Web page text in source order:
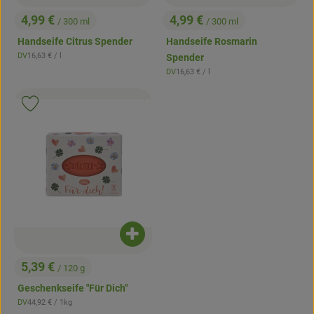
, Preis:
4,99 € / 300 ml
Handseife Citrus Spender
, Herkunft:
DV, Referenzpreis:
16,63 € / l
, Preis:
4,99 € / 300 ml
Handseife Rosmarin
Spender
, Herkunft:
DV, Referenzpreis:
16,63 € / l
, Preis:
5,39 € / 120 g
Geschenkseife "Für Dich"
, Herkunft:
DV, Referenzpreis:
44,92 € / 1kg
Produkt zum Warenkorb hinzufügen
, Verband: